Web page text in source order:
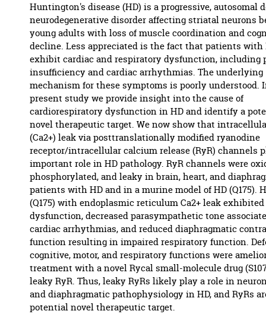
Huntington's disease (HD) is a progressive, autosomal
neurodegenerative disorder affecting striatal neurons
young adults with loss of muscle coordination and
decline. Less appreciated is the fact that patients with
exhibit cardiac and respiratory dysfunction, including
insufficiency and cardiac arrhythmias. The underlying
mechanism for these symptoms is poorly understood.
present study we provide insight into the cause of
cardiorespiratory dysfunction in HD and identify a
novel therapeutic target. We now show that
(Ca2+) leak via posttranslationally modified ryanodine
receptor/intracellular calcium release (RyR) channels
important role in HD pathology. RyR channels were
phosphorylated, and leaky in brain, heart, and
patients with HD and in a murine model of HD (Q175).
(Q175) with endoplasmic reticulum Ca2+ leak
dysfunction, decreased parasympathetic tone
cardiac arrhythmias, and reduced diaphragmatic
function resulting in impaired respiratory function.
cognitive, motor, and respiratory functions were
treatment with a novel Rycal small-molecule drug
leaky RyR. Thus, leaky RyRs likely play a role in
and diaphragmatic pathophysiology in HD, and RyRs
potential novel therapeutic target.